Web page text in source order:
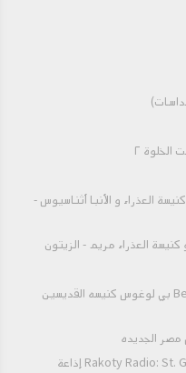
St. Mary & St. Athanasius - Nasr City كنيسة العذراء و الأنبا أثناسيوس -
Beloghos St.Peter& St.Paul Alexandria بي لوغوس كنيسه القديسين
Rakoty Radio: St. George Church - Sporting, Alexandria إذاعة